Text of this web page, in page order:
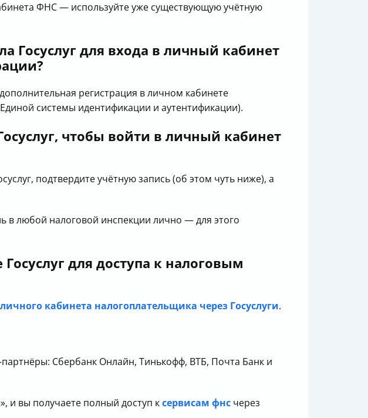
ФНС — используйте уже существующую учётную
Госуслуг для входа в личный кабинет
регистрация в личном кабинете
системы идентификации и аутентификации).
чтобы войти в личный кабинет
подтвердите учётную запись (об этом чуть ниже), а
в любой налоговой инспекции лично — для этого
для доступа к налоговым
личного кабинета налогоплательщика через Госуслуги.
Сбербанк Онлайн, Тинькофф, ВТБ, Почта Банк и
и вы получаете полный доступ ксервисам фнс через